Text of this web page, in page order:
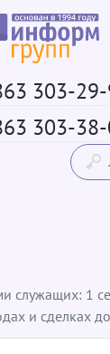
303-
303-
служащих: 1
и сделках